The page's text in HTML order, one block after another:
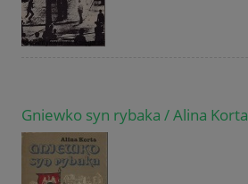
Gniewko syn rybaka / Alina Korta